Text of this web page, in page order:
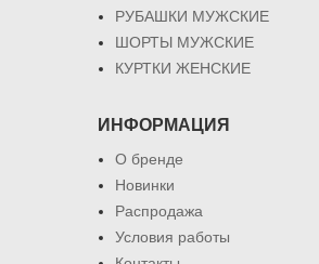
РУБАШКИ МУЖСКИЕ
ШОРТЫ МУЖСКИЕ
КУРТКИ ЖЕНСКИЕ
ИНФОРМАЦИЯ
О бренде
Новинки
Распродажа
Условия работы